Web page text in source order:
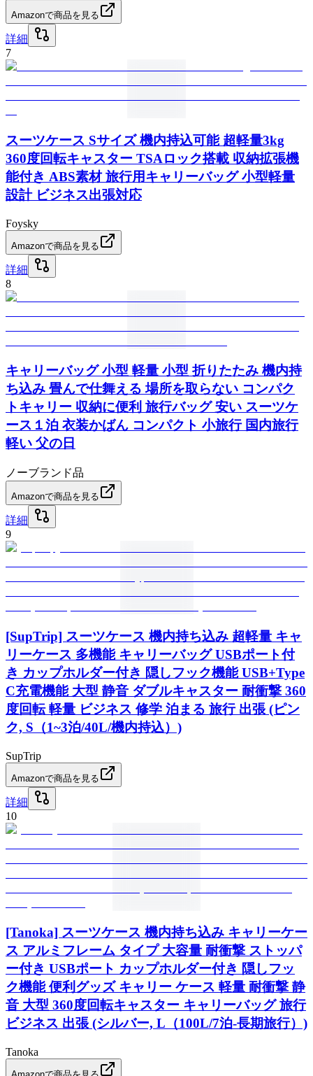
Amazonで商品を見る
詳細
7
スーツケース Sサイズ 機内持込可能 超軽量3kg
360度回転キャスター TSAロック搭載 収納拡張機
能付き ABS素材 旅行用キャリーバッグ 小型軽量
設計 ビジネス出張対応
Foysky
Amazonで商品を見る
詳細
8
キャリーバッグ 小型 軽量 小型 折りたたみ 機内持
ち込み 畳んで仕舞える 場所を取らない コンパク
トキャリー 収納に便利 旅行バッグ 安い スーツケ
ース１泊 衣装かばん コンパクト 小旅行 国内旅行
軽い 父の日
ノーブランド品
Amazonで商品を見る
詳細
9
[SupTrip] スーツケース 機内持ち込み 超軽量 キャ
リーケース 多機能 キャリーバッグ USBポート付
き カップホルダー付き 隠しフック機能 USB+Type
C充電機能 大型 静音 ダブルキャスター 耐衝撃 360
度回転 軽量 ビジネス 修学 泊まる 旅行 出張 (ピン
ク, S（1~3泊/40L/機内持込）)
SupTrip
Amazonで商品を見る
詳細
10
[Tanoka] スーツケース 機内持ち込み キャリーケー
ス アルミフレーム タイプ 大容量 耐衝撃 ストッパ
ー付き USBポート カップホルダー付き 隠しフッ
ク機能 便利グッズ キャリー ケース 軽量 耐衝撃 静
音 大型 360度回転キャスター キャリーバッグ 旅行
ビジネス 出張 (シルバー, L（100L/7泊-長期旅行）)
Tanoka